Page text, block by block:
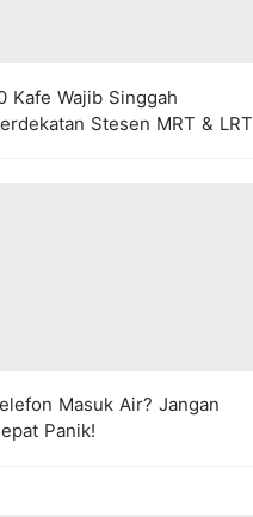
Kafe Wajib Singgah
Stesen MRT & LRT
Masuk Air? Jangan
Panik!